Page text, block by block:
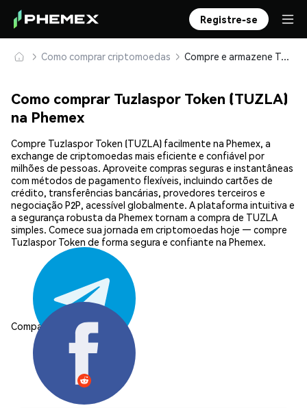
Registre-se
Como comprar criptomoedas Compre e armazene Tuzlaspor Token (TUZLA) com segurança
Como comprar Tuzlaspor Token (TUZLA)
na Phemex
Compre Tuzlaspor Token (TUZLA) facilmente na Phemex, a
exchange de criptomoedas mais eficiente e confiável por
milhões de pessoas. Aproveite compras seguras e instantâneas
com métodos de pagamento flexíveis, incluindo cartões de
crédito, transferências bancárias, provedores terceiros e
negociação P2P, acessível globalmente. A plataforma intuitiva e
a segurança robusta da Phemex tornam a compra de TUZLA
simples. Comece sua jornada em criptomoedas hoje — compre
Tuzlaspor Token de forma segura e confiante na Phemex.
Compartilhar: